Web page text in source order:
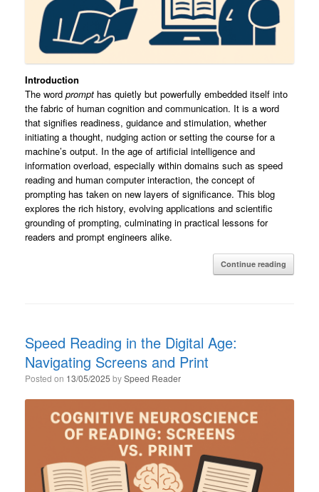
Introduction
The word prompt has quietly but powerfully embedded itself into
the fabric of human cognition and communication. It is a word
that signifies readiness, guidance and stimulation, whether
initiating a thought, nudging action or setting the course for a
machine’s output. In the age of artificial intelligence and
information overload, especially within domains such as speed
reading and human computer interaction, the concept of
prompting has taken on new layers of significance. This blog
explores the rich history, evolving applications and scientific
grounding of prompting, culminating in practical lessons for
readers and prompt engineers alike.
Continue reading
Speed Reading in the Digital Age:
Navigating Screens and Print
Posted on 13/05/2025 bySpeed Reader